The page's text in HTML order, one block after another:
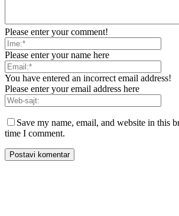
Please enter your comment!
Please enter your name here
You have entered an incorrect email address!
Please enter your email address here
Save my name, email, and website in this
time I comment.